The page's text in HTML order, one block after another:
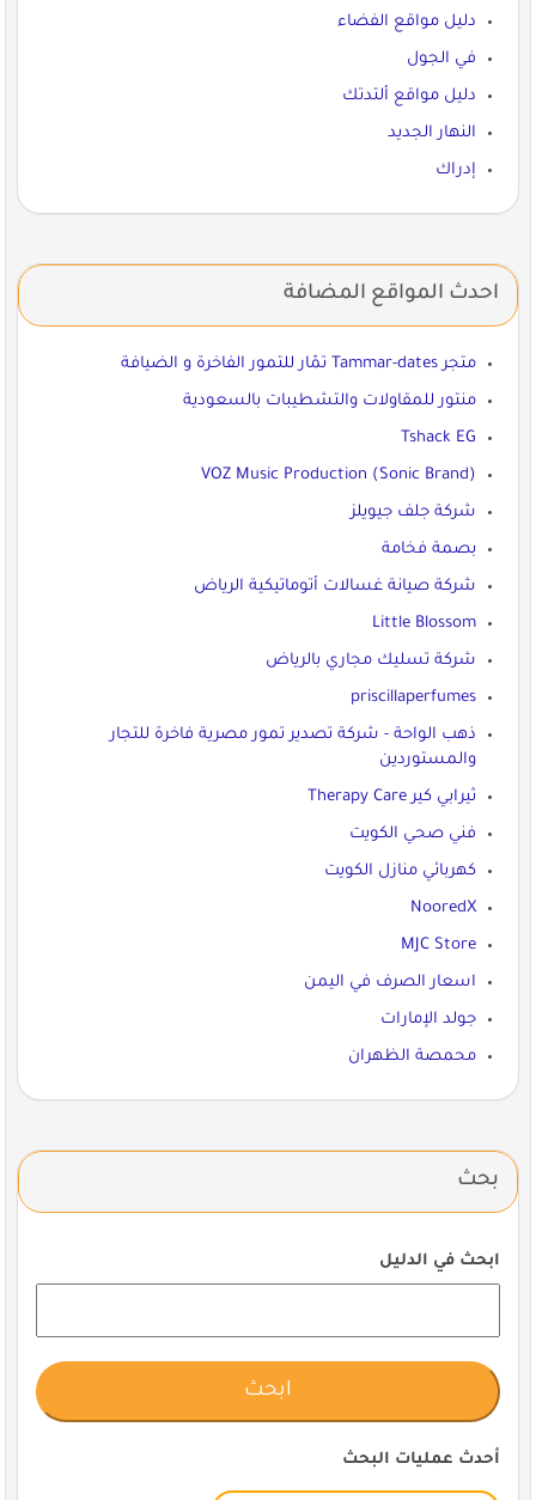
دليل مواقع الفضاء
في الجول
دليل مواقع ألتدتك
النهار الجديد
إدراك
احدث المواقع المضافة
متجر Tammar-dates تمّار للتمور الفاخرة و الضيافة
منتور للمقاولات والتشطيبات بالسعودية
Tshack EG
VOZ Music Production (Sonic Brand)
شركة جلف جيويلز
بصمة فخامة
شركة صيانة غسالات أتوماتيكية الرياض
Little Blossom
شركة تسليك مجاري بالرياض
priscillaperfumes
ذهب الواحة - شركة تصدير تمور مصرية فاخرة للتجار
والمستوردين
ثيرابي كير Therapy Care
فني صحي الكويت
كهربائي منازل الكويت
NooredX
MJC Store
اسعار الصرف في اليمن
جولد الإمارات
محمصة الظهران
بحث
ابحث في الدليل
أحدث عمليات البحث